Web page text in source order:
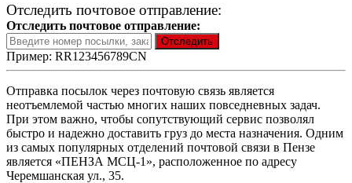
Отследить почтовое отправление:
Отследить почтовое отправление:
Пример: RR123456789CN
Отправка посылок через почтовую связь является
неотъемлемой частью многих наших повседневных задач.
При этом важно, чтобы сопутствующий сервис позволял
быстро и надежно доставить груз до места назначения. Одним
из самых популярных отделений почтовой связи в Пензе
является «ПЕНЗА МСЦ-1», расположенное по адресу
Черемшанская ул., 35.